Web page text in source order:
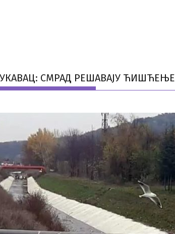
СМРАД РЕШАВАЈУ